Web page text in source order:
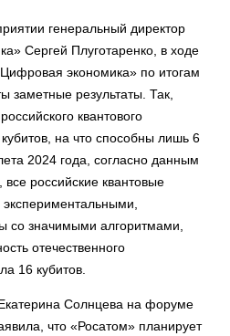
генеральный директор
Сергей Плуготаренко, в ходе
экономика» по итогам
заметные результаты. Так,
квантового
на что способны лишь 6
2024 года, согласно данным
все российские квантовые
со значимыми алгоритмами,
отечественного
16 кубитов.
Солнцева на форуме
что «Росатом» планирует